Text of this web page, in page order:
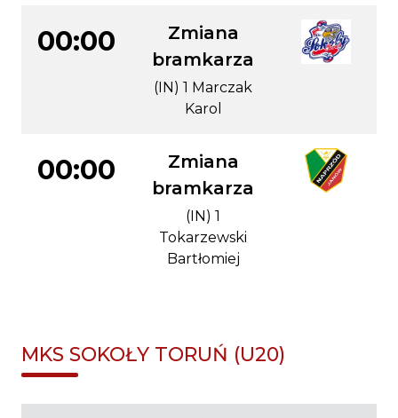
00:00
Zmiana
bramkarza
(IN) 1 Marczak
Karol
00:00
Zmiana
bramkarza
(IN) 1
Tokarzewski
Bartłomiej
MKS SOKOŁY TORUŃ (U20)